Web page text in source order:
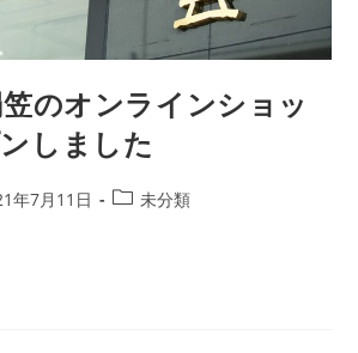
のオンラインショッ
しました
年7月11日 未分類